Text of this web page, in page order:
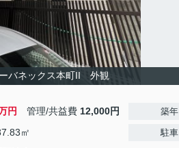
バネックス本町II 外観
円 管理/共益費 12,000円
㎡
築年
駐車